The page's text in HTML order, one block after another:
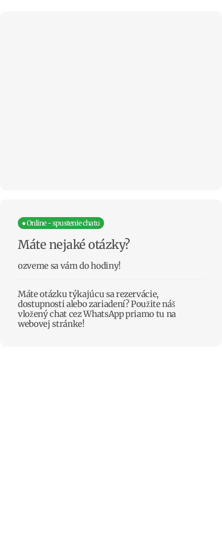
● Online - spustenie chatu
Máte nejaké otázky?
ozveme sa vám do hodiny!
Máte otázku týkajúcu sa rezervácie,
dostupnosti alebo zariadení? Použite náš
vložený chat cez WhatsApp priamo tu na
webovej stránke!